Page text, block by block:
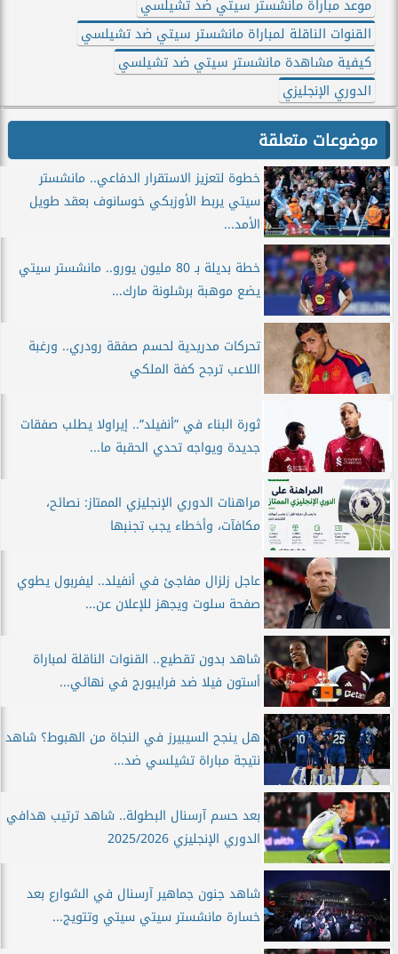
موعد مباراة مانشستر سيتي ضد تشيلسي
القنوات الناقلة لمباراة مانشستر سيتي ضد تشيلسي
كيفية مشاهدة مانشستر سيتي ضد تشيلسي
الدوري الإنجليزي
موضوعات متعلقة
خطوة لتعزيز الاستقرار الدفاعي.. مانشستر
سيتي يربط الأوزبكي خوسانوف بعقد طويل
الأمد...
خطة بديلة بـ 80 مليون يورو.. مانشستر سيتي
يضع موهبة برشلونة مارك...
تحركات مدريدية لحسم صفقة رودري.. ورغبة
اللاعب ترجح كفة الملكي
ثورة البناء في ”أنفيلد”.. إيراولا يطلب صفقات
جديدة ويواجه تحدي الحقبة ما...
مراهنات الدوري الإنجليزي الممتاز: نصائح،
مكافآت، وأخطاء يجب تجنبها
عاجل زلزال مفاجئ في أنفيلد.. ليفربول يطوي
صفحة سلوت ويجهز للإعلان عن...
شاهد بدون تقطيع.. القنوات الناقلة لمباراة
أستون فيلا ضد فرايبورج في نهائي...
هل ينجح السيبيرز في النجاة من الهبوط؟ شاهد
نتيجة مباراة تشيلسي ضد...
بعد حسم آرسنال البطولة.. شاهد ترتيب هدافي
الدوري الإنجليزي 2025/2026
شاهد جنون جماهير آرسنال في الشوارع بعد
خسارة مانشستر سيتي سيتي وتتويج...